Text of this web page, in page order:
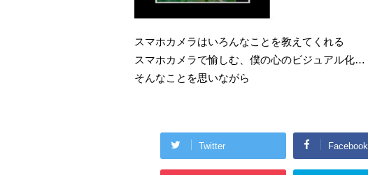
スマホカメラはいろんなことを教えてくれる
スマホカメラで愉しむ、僕の心のビジュアル化…
そんなことを思いながら
Twitter Facebook